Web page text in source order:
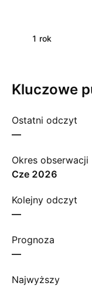
1 rok
Kluczowe
Ostatni odczyt
—
Okres obserwacji
cze 2026
Kolejny odczyt
—
Prognoza
—
Najwyższy